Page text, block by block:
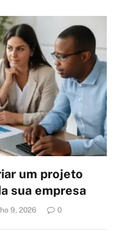
um projeto
sua empresa
9, 2026 0